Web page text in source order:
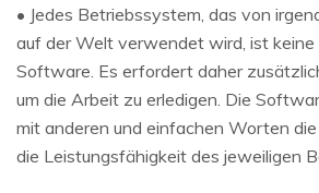
• Jedes Betriebssystem, das von
auf der Welt verwendet wird, ist keine
Software. Es erfordert daher
um die Arbeit zu erledigen. Die
mit anderen und einfachen Worten
die Leistungsfähigkeit des jeweiligen